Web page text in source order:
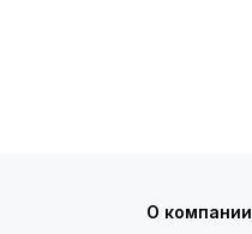
О компании